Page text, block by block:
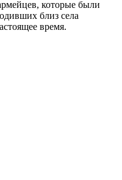
которые были
близ села
время.